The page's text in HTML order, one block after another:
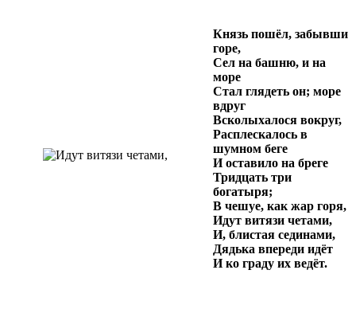
Князь пошёл, забывши
горе,
Сел на башню, и на
море
Стал глядеть он; море
вдруг
Всколыхалося вокруг,
Расплескалось в
шумном беге
И оставило на бреге
Тридцать три
богатыря;
В чешуе, как жар горя,
Идут витязи четами,
И, блистая сединами,
Дядька впереди идёт
И ко граду их ведёт.